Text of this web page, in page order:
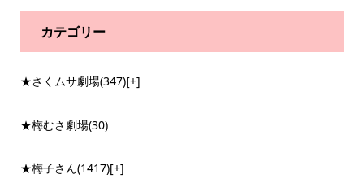
カテゴリー
★さくムサ劇場(347)[+]
★梅むさ劇場(30)
★梅子さん(1417)[+]